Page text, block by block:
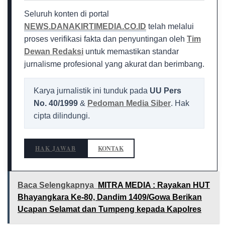
Seluruh konten di portal
NEWS.DANAKIRTIMEDIA.CO.ID telah melalui
proses verifikasi fakta dan penyuntingan oleh Tim
Dewan Redaksi untuk memastikan standar
jurnalisme profesional yang akurat dan berimbang.
Karya jurnalistik ini tunduk pada UU Pers
No. 40/1999 & Pedoman Media Siber. Hak
cipta dilindungi.
HAK JAWAB KONTAK
Baca Selengkapnya
MITRA MEDIA : Rayakan HUT
Bhayangkara Ke-80, Dandim 1409/Gowa Berikan
Ucapan Selamat dan Tumpeng kepada Kapolres